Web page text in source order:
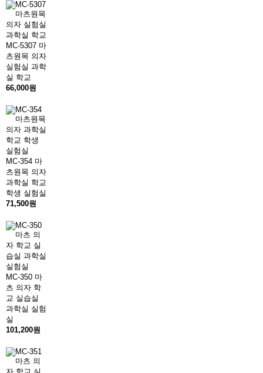
MC-5307 마
츠원목 의자
실험실 과학
실 학교
66,000원
MC-354 마
츠원목 의자
과학실 학교
학생 실험실
71,500원
MC-350 마
츠 의자 학
교 실습실
과학실 실험
실
101,200원